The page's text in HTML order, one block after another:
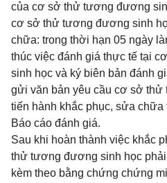
của cơ sở thử tương đương
cơ sở thử tương đương sinh
chữa: trong thời hạn 05 ngày
thúc việc đánh giá thực tế tại
sinh học và ký biên bản đánh
gửi văn bản yêu cầu cơ sở
tiến hành khắc phục, sửa
Báo cáo đánh giá.
Sau khi hoàn thành việc khắc
thử tương đương sinh học
kèm theo bằng chứng chứng